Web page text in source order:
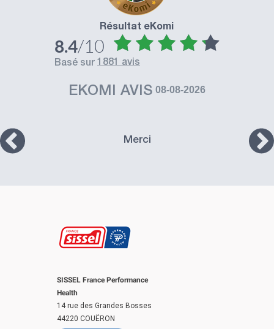
Résultat eKomi
8.4/10
basé sur 1881 avis
EKOMI AVIS 08-08-2026
Merci
SISSEL France Performance
Health
14 rue des Grandes Bosses
44220 COUËRON